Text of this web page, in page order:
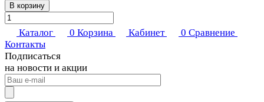
В корзину
Каталог 0 Корзина Кабинет 0 Сравнение
Контакты
Подписаться
на новости и акции